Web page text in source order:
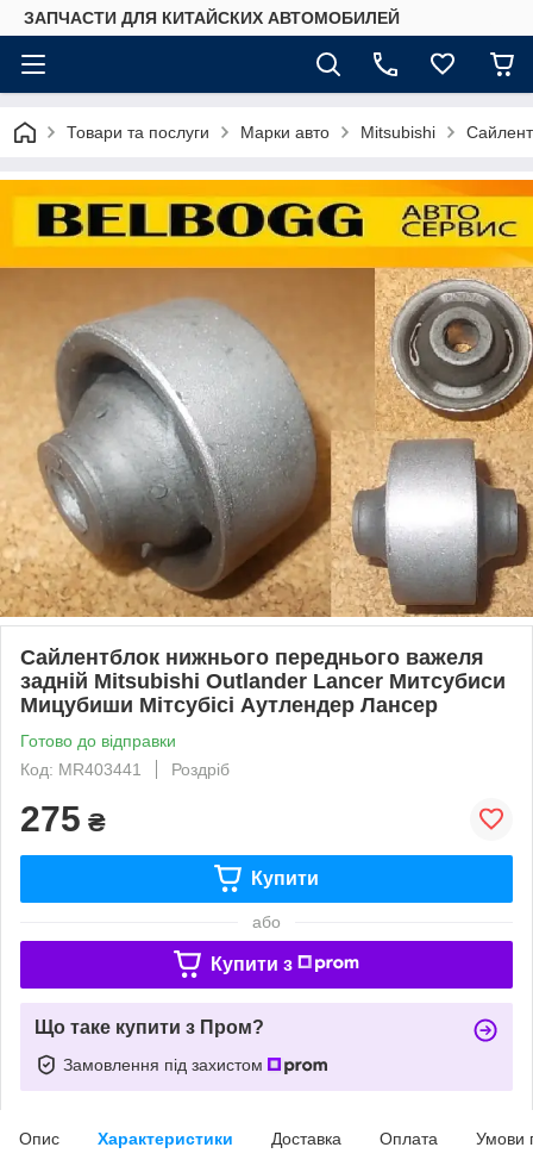
ЗАПЧАСТИ ДЛЯ КИТАЙСКИХ АВТОМОБИЛЕЙ
Товари та послуги Марки авто Mitsubishi
Сайлентблок нижнього переднього важеля
задній Mitsubishi Outlander Lancer Митсубиси
Мицубиши Мітсубісі Аутлендер Лансер
Готово до відправки
Код: MR403441
Роздріб
275 ₴
Купити
або
Купити з
Що таке купити з Пром?
Замовлення під захистом
Опис Характеристики Доставка Оплата Умови